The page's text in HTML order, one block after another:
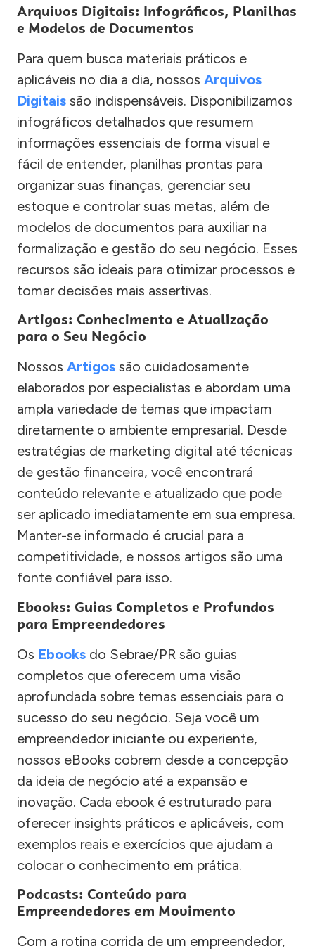
Arquivos Digitais: Infográficos, Planilhas
e Modelos de Documentos
Para quem busca materiais práticos e
aplicáveis no dia a dia, nossos Arquivos
Digitais são indispensáveis. Disponibilizamos
infográficos detalhados que resumem
informações essenciais de forma visual e
fácil de entender, planilhas prontas para
organizar suas finanças, gerenciar seu
estoque e controlar suas metas, além de
modelos de documentos para auxiliar na
formalização e gestão do seu negócio. Esses
recursos são ideais para otimizar processos e
tomar decisões mais assertivas.
Artigos: Conhecimento e Atualização
para o Seu Negócio
Nossos Artigos são cuidadosamente
elaborados por especialistas e abordam uma
ampla variedade de temas que impactam
diretamente o ambiente empresarial. Desde
estratégias de marketing digital até técnicas
de gestão financeira, você encontrará
conteúdo relevante e atualizado que pode
ser aplicado imediatamente em sua empresa.
Manter-se informado é crucial para a
competitividade, e nossos artigos são uma
fonte confiável para isso.
Ebooks: Guias Completos e Profundos
para Empreendedores
Os Ebooks do Sebrae/PR são guias
completos que oferecem uma visão
aprofundada sobre temas essenciais para o
sucesso do seu negócio. Seja você um
empreendedor iniciante ou experiente,
nossos eBooks cobrem desde a concepção
da ideia de negócio até a expansão e
inovação. Cada ebook é estruturado para
oferecer insights práticos e aplicáveis, com
exemplos reais e exercícios que ajudam a
colocar o conhecimento em prática.
Podcasts: Conteúdo para
Empreendedores em Movimento
Com a rotina corrida de um empreendedor,